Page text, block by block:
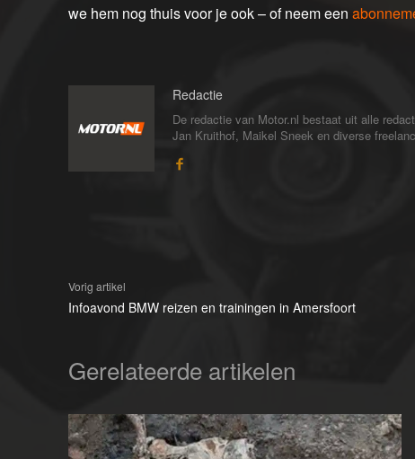
we hem nog thuis voor je ook – of neem een
Redactie
De redactie van Motor.nl bestaat uit alle
Jan Kruithof, Maikel Sneek en diverse
Vorig artikel
Infoavond BMW reizen en trainingen in Amersfoort
Gerelateerde artikelen